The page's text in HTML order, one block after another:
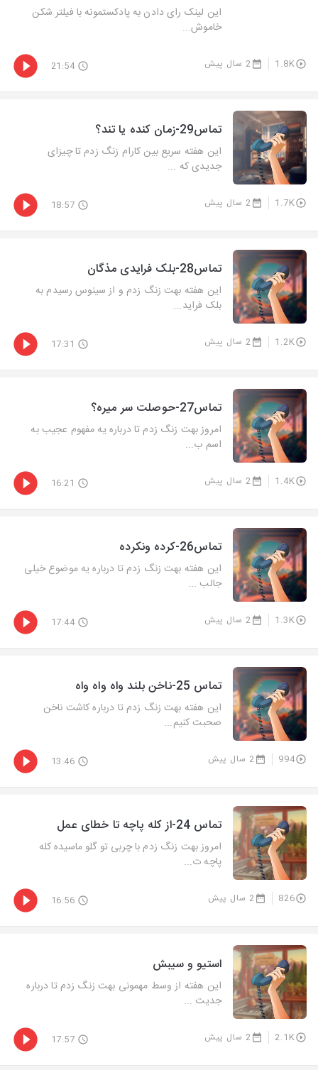
این لینک رای دادن به پادکستمونه با فیلتر شکن
خاموش...
1.8K 2 سال پیش 21:54
تماس29-زمان کنده یا تند؟
این هفته سریع بین کارام زنگ زدم تا چیزای
جدیدی که ...
1.7K 2 سال پیش 18:57
تماس28-بلک فرایدی مذگان
این هفته بهت زنگ زدم و از سینوس رسیدم به
بلک فراید...
1.2K 2 سال پیش 17:31
تماس27-حوصلت سر میره؟
امروز بهت زنگ زدم تا درباره یه مفهوم عجیب به
اسم ب...
1.4K 2 سال پیش 16:21
تماس26-کرده ونکرده
این هفته بهت زنگ زدم تا درباره یه موضوع خیلی
جالب ...
1.3K 2 سال پیش 17:44
تماس 25-ناخن بلند واه واه واه
این هفته بهت زنگ زدم تا درباره کاشت ناخن
صحبت کنیم...
994 2 سال پیش 13:46
تماس 24-از کله پاچه تا خطای عمل
امروز بهت زنگ زدم با چربی تو گلو ماسیده کله
پاچه ت...
826 2 سال پیش 16:56
استیو و سیبش
این هفته از وسط مهمونی بهت زنگ زدم تا درباره
جدیت ...
2.1K 2 سال پیش 17:57